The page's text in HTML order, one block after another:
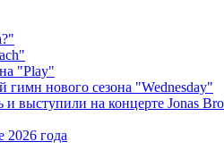
"Play"
нового сезона "Wednesday"
выступили на концерте Jonas
2026 года